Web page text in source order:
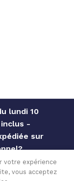
lundi 10
-
sur
des
votre expérience
vous acceptez